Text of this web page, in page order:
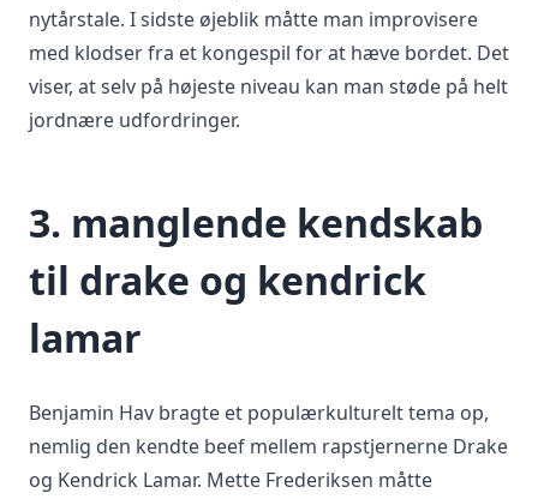
nytårstale. I sidste øjeblik måtte man improvisere
med klodser fra et kongespil for at hæve bordet. Det
viser, at selv på højeste niveau kan man støde på helt
jordnære udfordringer.
3. manglende kendskab
til drake og kendrick
lamar
Benjamin Hav bragte et populærkulturelt tema op,
nemlig den kendte beef mellem rapstjernerne Drake
og Kendrick Lamar. Mette Frederiksen måtte